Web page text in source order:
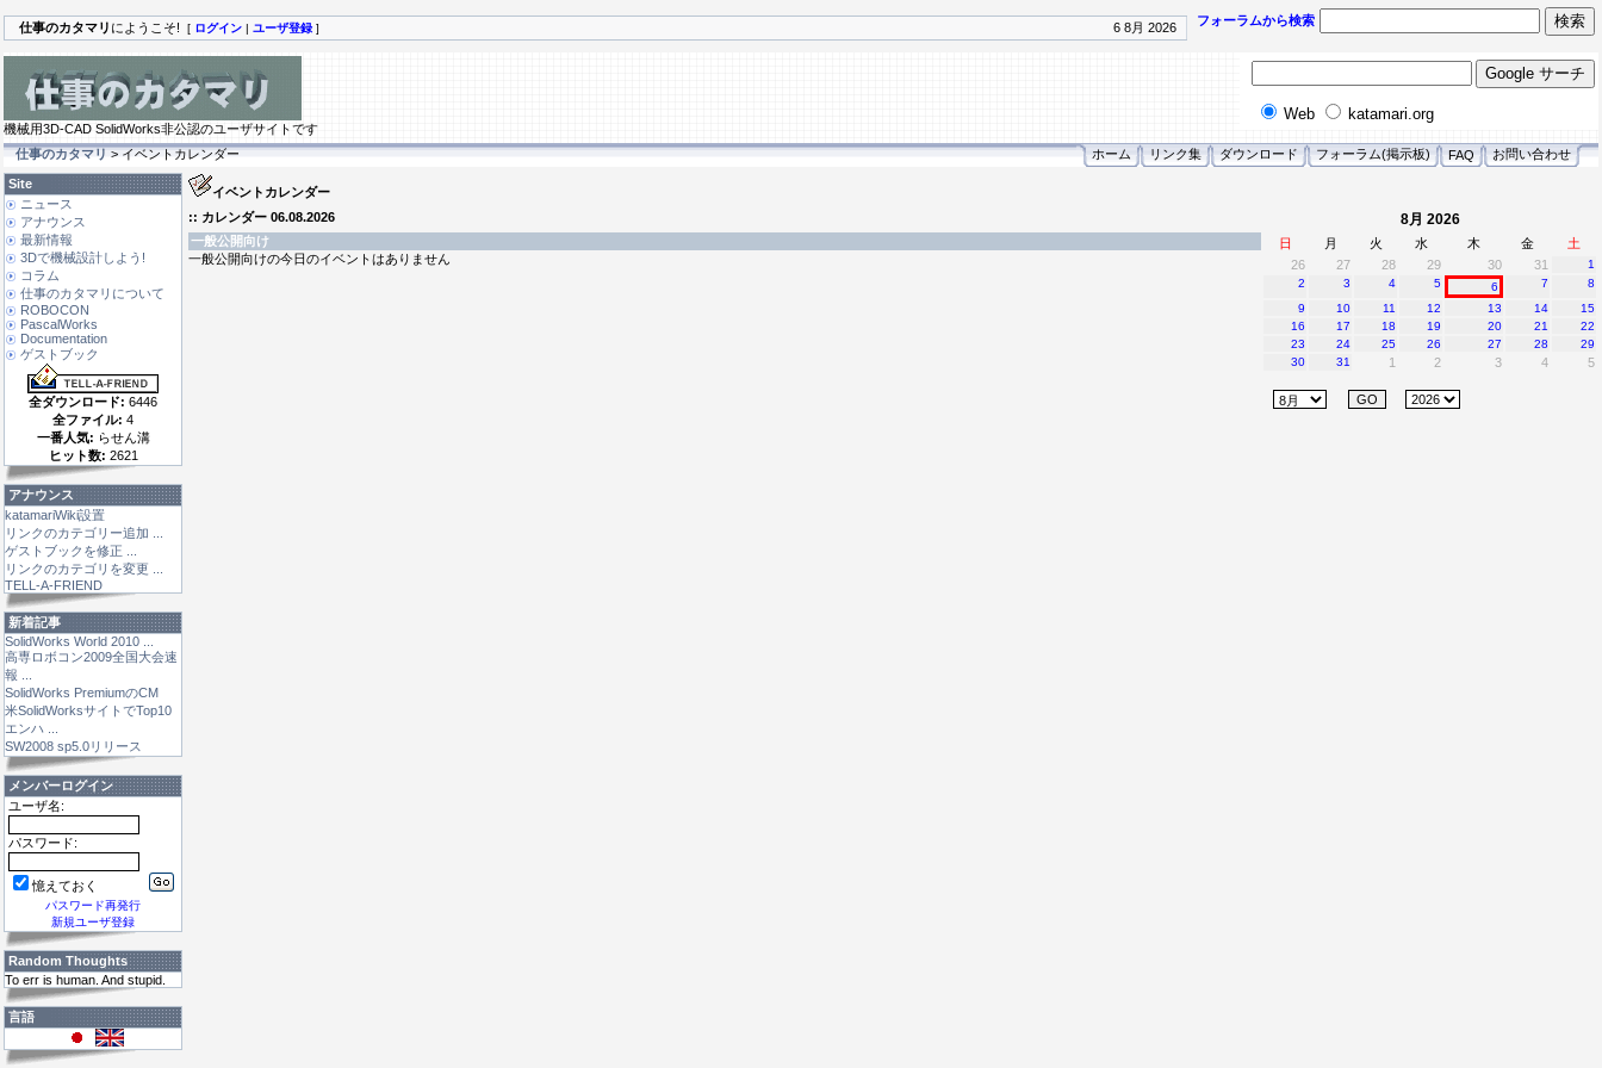
仕事のカタマリ にようこそ! [ ログイン | ユーザ登録 ] 6 8月 2026 フォーラムから検索
機械用3D-CAD SolidWorks非公認のユーザサイトです
Web katamari.org
仕事のカタマリ> イベントカレンダー ホーム リンク集 ダウンロード フォーラム(掲示板) FAQ お問い合わせ
Site
ニュース
アナウンス
最新情報
3Dで機械設計しよう!
コラム
仕事のカタマリについて
ROBOCON
PascalWorks
Documentation
ゲストブック
全ダウンロード: 6446
全ファイル: 4
一番人気: らせん溝
ヒット数: 2621
アナウンス
katamariWiki設置
リンクのカテゴリー追加 ...
ゲストブックを修正 ...
リンクのカテゴリを変更 ...
TELL-A-FRIEND
新着記事
SolidWorks World 2010 ...
高専ロボコン2009全国大会速
報 ...
SolidWorks PremiumのCM
米SolidWorksサイトでTop10
エンハ ...
SW2008 sp5.0リリース
メンバーログイン
ユーザ名:
パスワード:
憶えておく
パスワード再発行
新規ユーザ登録
Random Thoughts
To err is human. And stupid.
言語
イベントカレンダー
:: カレンダー 06.08.2026
一般公開向け
一般公開向けの今日のイベントはありません
8月 2026
日 月 火 水 木 金
土
26
27 28 29 30 31
1
2
3 4 5 6 7
8
9
10 11 12 13 14
15
16
17 18 19 20 21
22
23
24 25 26 27 28
29
30
31 1 2 3 4 5